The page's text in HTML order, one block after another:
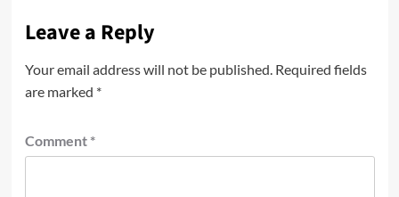
Leave a Reply
Your email address will not be published. Required fields
are marked *
Comment *